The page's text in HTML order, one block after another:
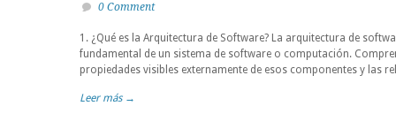
0 Comment
1. ¿Qué es la Arquitectura de Software? La arquitectura de
fundamental de un sistema de software o computación.
propiedades visibles externamente de esos componentes y las
Leer más →